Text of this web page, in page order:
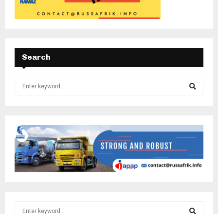
Search